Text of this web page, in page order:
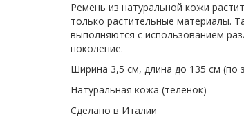
Ремень из натуральной кожи
только растительные материалы.
выполняются с использованием
поколение.
Ширина 3,5 см, длина до 135 см (по
Натуральная кожа (теленок)
Сделано в Италии